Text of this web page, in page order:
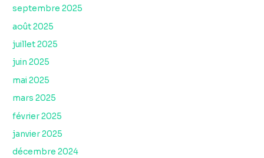
septembre 2025
août 2025
juillet 2025
juin 2025
mai 2025
mars 2025
février 2025
janvier 2025
décembre 2024